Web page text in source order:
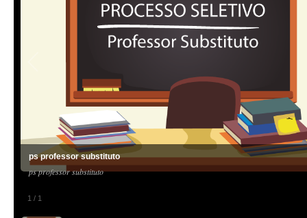
1 / 1
ps professor substituto
ps professor substituto